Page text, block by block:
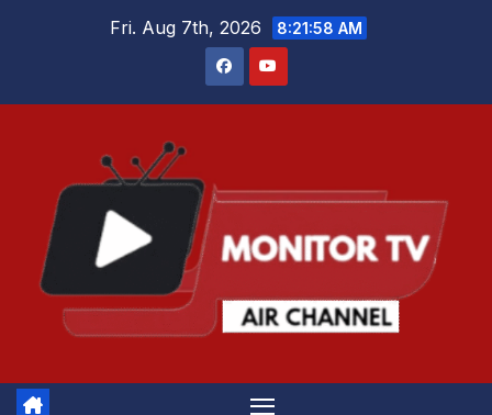
Fri. Aug 7th, 2026 8:21:58 AM